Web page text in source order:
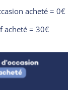
acheté = 0€
acheté = 30€